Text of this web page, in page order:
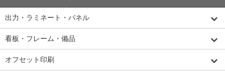
出力・ラミネート・パネル
看板・フレーム・備品
オフセット印刷